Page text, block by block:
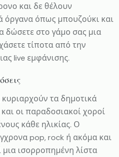
και δε θέλουν
όργανα όπως μπουζούκι και
δώσετε στο γάμο σας μια
τίποτα από την
live εμφάνισης.
τα δημοτικά
οι παραδοσιακοί χοροί
κάθε ηλικίας. Ο
pop, rock ή ακόμα και
μια ισορροπημένη λίστα